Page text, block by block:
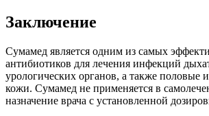
Заключение
Сумамед является одним из самых
антибиотиков для лечения инфекций
урологических органов, а также половые
кожи. Сумамед не применяется в
назначение врача с установленной